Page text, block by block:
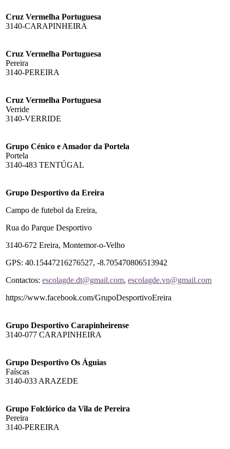
Cruz Vermelha Portuguesa
3140-CARAPINHEIRA
Cruz Vermelha Portuguesa
Pereira
3140-PEREIRA
Cruz Vermelha Portuguesa
Verride
3140-VERRIDE
Grupo Cénico e Amador da Portela
Portela
3140-483 TENTÚGAL
Grupo Desportivo da Ereira
Campo de futebol da Ereira,
Rua do Parque Desportivo
3140-672 Ereira, Montemor-o-Velho
GPS: 40.15447216276527, -8.705470806513942
Contactos: escolagde.dt@gmail.com, escolagde.vn@gmail.com
https://www.facebook.com/GrupoDesportivoEreira
Grupo Desportivo Carapinheirense
3140-077 CARAPINHEIRA
Grupo Desportivo Os Águias
Faíscas
3140-033 ARAZEDE
Grupo Folclórico da Vila de Pereira
Pereira
3140-PEREIRA